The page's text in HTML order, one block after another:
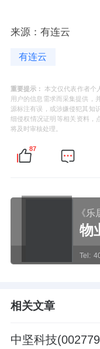
来源：有连云
有连云
重要提示： 本文仅代表作者个
用户的信息需求而采集提供，
源标注有误，或涉嫌侵犯其知
细侵权情况证明等相关资料，
将及时审核处理。
87
《乐
物
Tel:
相关文章
中坚科技